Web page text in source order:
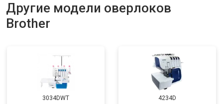
Другие модели оверлоков
Brother
3034DWT 4234D